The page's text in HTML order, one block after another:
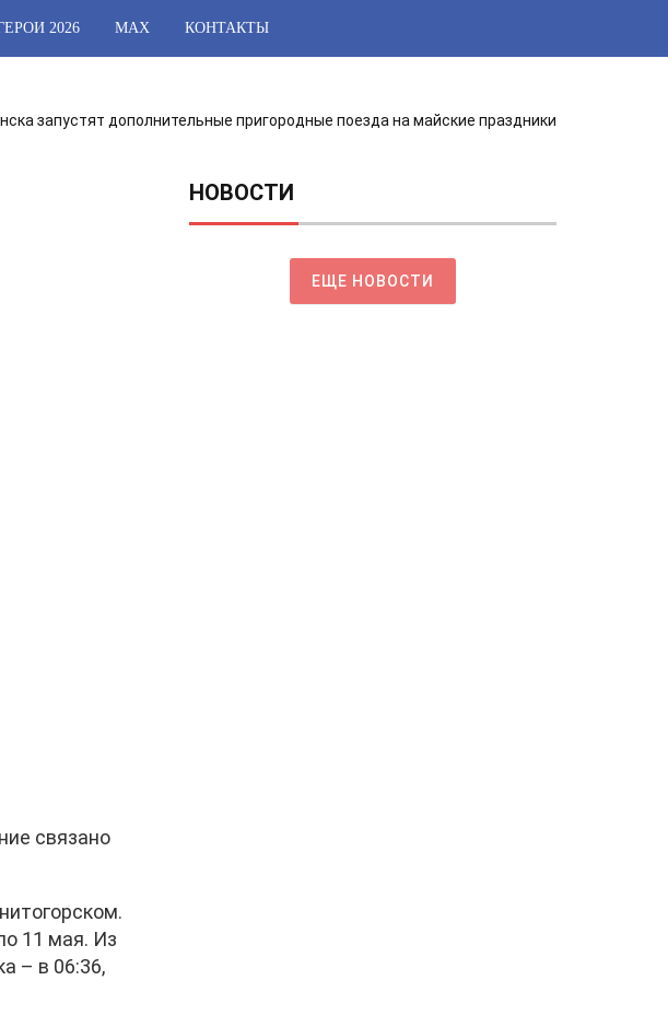
2026 МАХ КОНТАКТЫ
запустят дополнительные пригородные поезда на майские праздники
связано
11 мая. Из
– в 06:36,
НОВОСТИ
ЕЩЕ НОВОСТИ